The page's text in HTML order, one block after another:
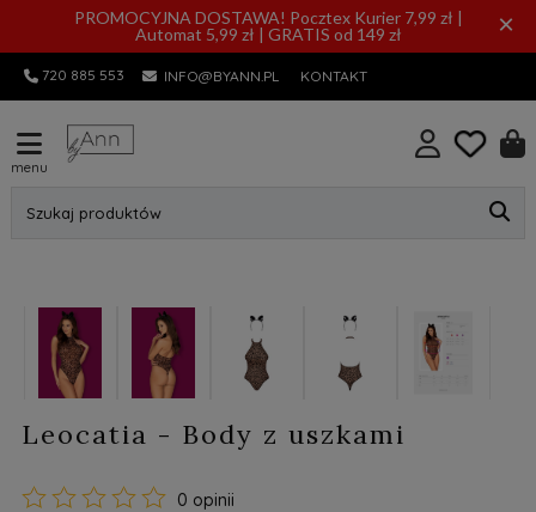
PROMOCYJNA DOSTAWA! Pocztex Kurier 7,99 zł |
Automat 5,99 zł | GRATIS od 149 zł
×
720 885 553 INFO@BYANN.PL KONTAKT
menu
Szukaj produktów
Leocatia - Body z uszkami
0 opinii